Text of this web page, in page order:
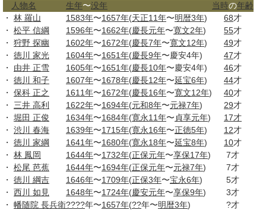
人物名 生年〜没年 当時の年齢
・ 林 羅山 1583年〜1657年(天正11年〜明暦3年) 68才
・ 松平 信綱 1596年〜1662年(慶長元年〜寛文2年) 55才
・ 狩野 探幽 1602年〜1672年(慶長7年〜寛文12年) 49才
・ 徳川 家光 1604年〜1651年(慶長9年〜慶安4年) 47才
・
由井 正雪 1605年〜1651年(慶長10年〜慶安4年) 46才
・ 徳川 和子 1607年〜1678年(慶長12年〜延宝6年) 44才
・ 保科 正之 1611年〜1672年(慶長16年〜寛文12年) 40才
・
三井 高利 1622年〜1694年(元和8年〜元禄7年) 29才
・ 堀田 正俊 1634年〜1684年(寛永11年〜 貞享元年)
17才
・ 渋川 春海 1639年〜1715年(寛永16年〜正徳5年) 12才
・ 徳川 家綱 1641年〜1680年(寛永18年〜延宝8年) 10才
・ 林 鳳岡 1644年〜1732年(正保元年〜享保17年)
7才
・ 松尾 芭蕉 1644年〜1694年(正保元年〜元禄7年)
7才
・ 徳川 綱吉 1646年〜1709年(正保3年〜宝永6年)
5才
・ 西川 如見 1648年〜1724年(慶安元年〜享保9年)
3才
・ 幡随院 長兵衛????年〜1657年(??年〜明暦3年) ?才